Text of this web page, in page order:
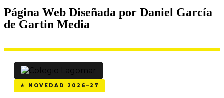
Página Web Diseñada por Daniel García
de Gartin Media
★ NOVEDAD 2026–27